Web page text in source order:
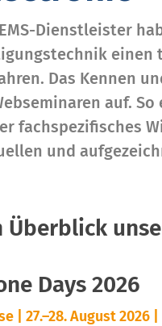
Dienstleister
einen
Das Kennen
auf.
fachspezifisches
und
Überblick
Days 2026
| 27.–28. August